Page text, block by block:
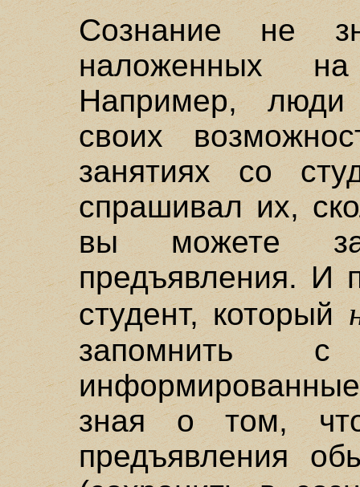
Сознание не
наложенных
Например,
своих
занятиях со
спрашивал их,
вы можете
предъявления. И
студент, который
запомнить
зная о том,
предъявления